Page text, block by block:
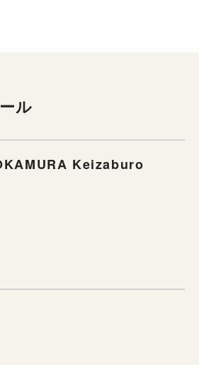
ル
Keizaburo